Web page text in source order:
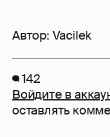
Автор: Vacilek
142
Войдите в
оставлять